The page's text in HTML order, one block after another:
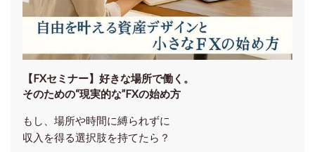
【FXセミナー】 好きな場所で働く。
そのための“現実的な”FXの始め方
もし、場所や時間に縛られずに
収入を得る選択肢を持てたら？